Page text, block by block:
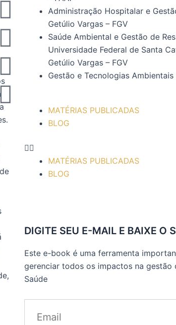
e
b
o
o
k
t
a
g
r
a
m
t
t
e
r
t
u
b
e
k
e
d
i
n
g
l
e
-
p
u
Administração Hospitalar e
Getúlio Vargas – FGV
Saúde Ambiental e Gestão de
Universidade Federal de Santa
Getúlio Vargas – FGV
Gestão e Tecnologias Ambientais
MATÉRIAS PUBLICADAS
BLOG
MATÉRIAS PUBLICADAS
BLOG
DIGITE SEU E-MAIL E BAIXE O
Este e-book é uma ferramenta
gerenciar todos os impactos na gestão
Saúde